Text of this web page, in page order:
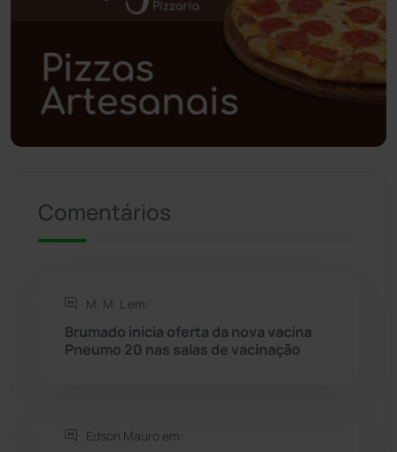
Polícia Civil (58)
Polícia Militar (27)
Política (03)
Riacho de Santana
Rio de Contas
Rio do Antônio
Saúde
Comentários
M. M. L em:
Brumado inicia oferta da nova vacina
Pneumo 20 nas salas de vacinação
Edson Mauro em: